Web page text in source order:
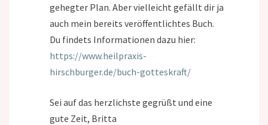
gehegter Plan. Aber vielleicht gefällt dir ja
auch mein bereits veröffentlichtes Buch.
Du findets Informationen dazu hier:
https://www.heilpraxis-
hirschburger.de/buch-gotteskraft/
Sei auf das herzlichste gegrüßt und eine
gute Zeit, Britta